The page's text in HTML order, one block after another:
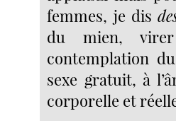
femmes, je dis
du mien,
contemplation
sexe gratuit, à
corporelle et